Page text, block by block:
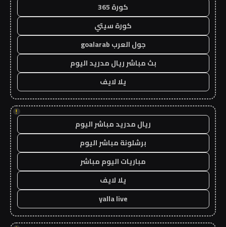
كورة 365
كورة سيتي
جول العرب goalarab
بث مباشر ريال مدريد اليوم
يلا لايف
!
ريال مدريد مباشر اليوم
برشلونة مباشر اليوم
مباريات اليوم مباشر
يلا لايف
yalla live